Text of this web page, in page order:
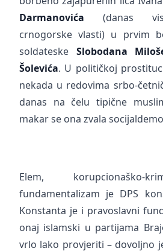
Darmanovića (danas
crnogorske vlasti) u prvim
soldateske Slobodana
Šolevića. U političkoj
nekada u redovima srbo-
danas na čelu tipične
makar se ona zvala
Elem, korupcionaško-
fundamentalizam je DPS
Konstanta je i pravoslavni
onaj islamski u partijama
vrlo lako provjeriti – dovoljno